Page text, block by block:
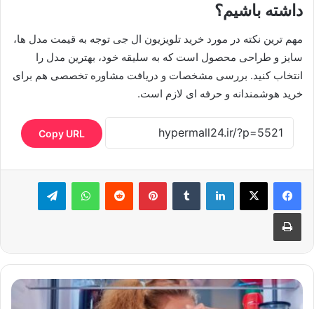
داشته باشیم؟
مهم ترین نکته در مورد خرید تلویزیون ال جی توجه به قیمت مدل ها،
سایز و طراحی محصول است که به سلیقه خود، بهترین مدل را
انتخاب کنید. بررسی مشخصات و دریافت مشاوره تخصصی هم برای
خرید هوشمندانه و حرفه ای لازم است.
Copy URL
لینکدین ‫تامبلر ‫پین‌ترست‫رددیت واتس آپ تلگرام
چاپ